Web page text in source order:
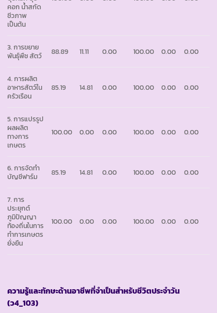
คอก น้ำสกัด
ชีวภาพ
เป็นต้น
3. การขยาย
พันธุ์พืช สัตว์
88.89 11.11 0.00 100.00 0.00 0.00
4. การผลิต
อาหารสัตว์ใน
ครัวเรือน
85.19 14.81 0.00 100.00 0.00 0.00
5. การแปรรูป
ผลผลิต
ทางการ
เกษตร
100.00 0.00 0.00 100.00 0.00 0.00
6. การจัดทำ
บัญชีฟาร์ม
85.19 14.81 0.00 100.00 0.00 0.00
7. การ
ประยุกต์
ภูมิปัญญา
ท้องถิ่นในการ
ทำการเกษตร
ยั่งยืน
100.00 0.00 0.00 100.00 0.00 0.00
ความรู้และทักษะด้านอาชีพที่จำเป็นสำหรับชีวิตประจำวัน
(ว4_103)